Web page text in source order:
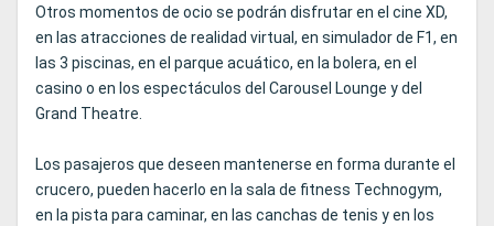
Otros momentos de ocio se podrán disfrutar en el cine XD,
en las atracciones de realidad virtual, en simulador de F1, en
las 3 piscinas, en el parque acuático, en la bolera, en el
casino o en los espectáculos del Carousel Lounge y del
Grand Theatre.
Los pasajeros que deseen mantenerse en forma durante el
crucero, pueden hacerlo en la sala de fitness Technogym,
en la pista para caminar, en las canchas de tenis y en los